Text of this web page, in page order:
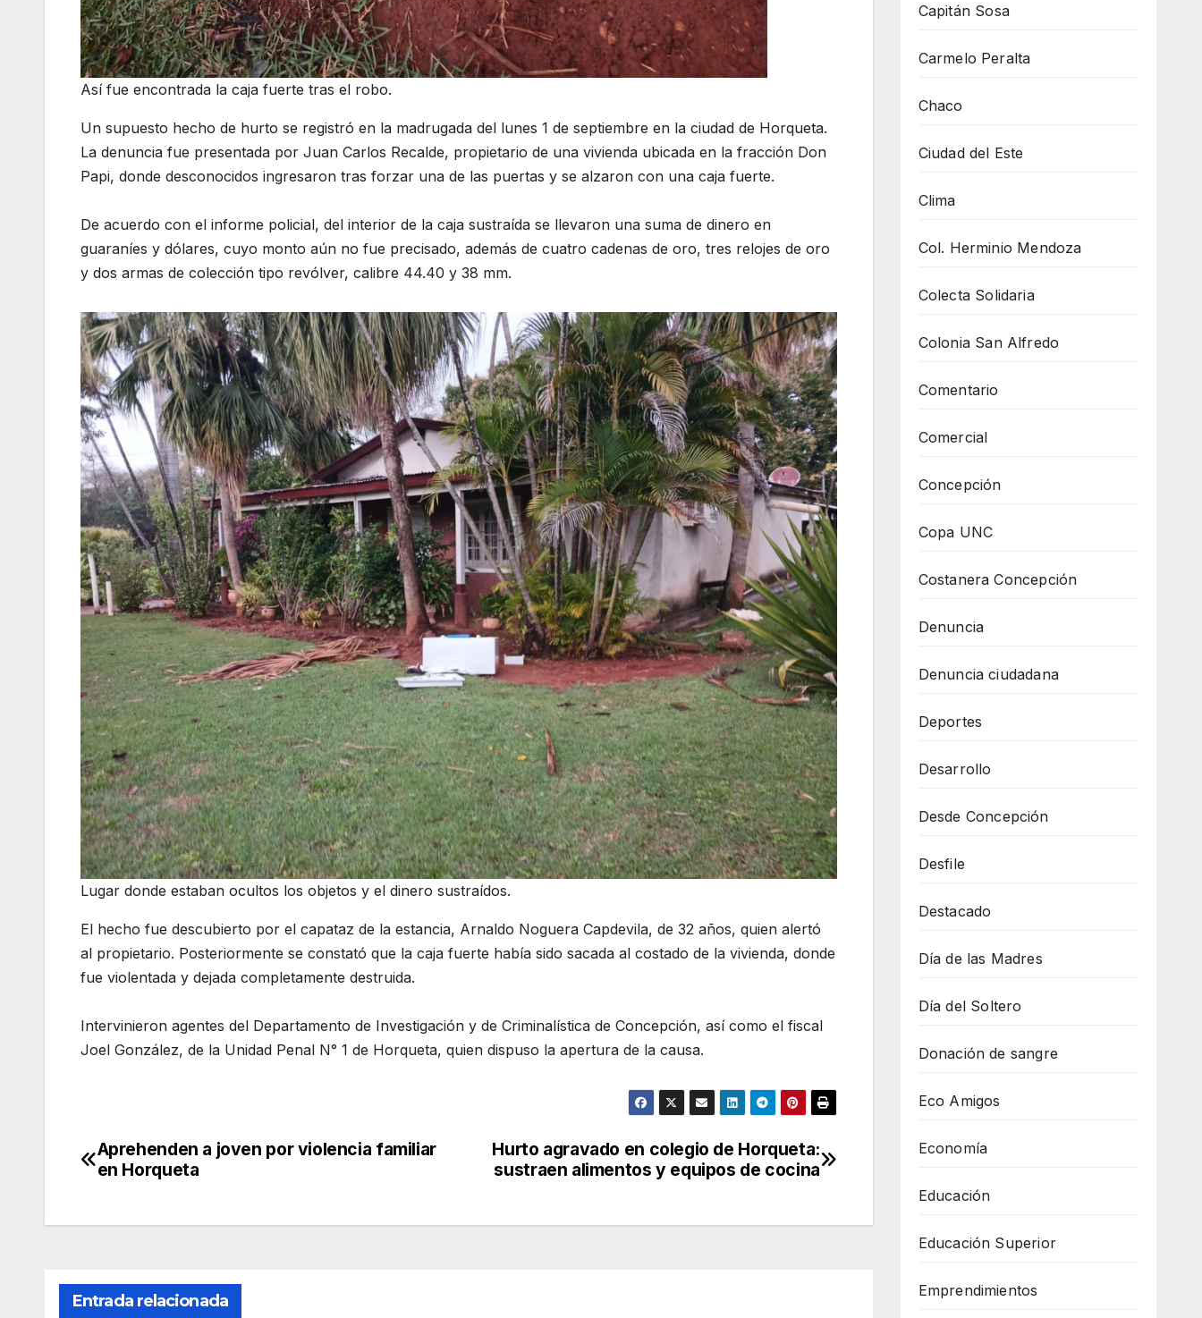
Así fue encontrada la caja fuerte tras el robo.
Un supuesto hecho de hurto se registró en la madrugada del lunes 1 de septiembre en la ciudad de Horqueta.
La denuncia fue presentada por Juan Carlos Recalde, propietario de una vivienda ubicada en la fracción Don
Papi, donde desconocidos ingresaron tras forzar una de las puertas y se alzaron con una caja fuerte.
De acuerdo con el informe policial, del interior de la caja sustraída se llevaron una suma de dinero en
guaraníes y dólares, cuyo monto aún no fue precisado, además de cuatro cadenas de oro, tres relojes de oro
y dos armas de colección tipo revólver, calibre 44.40 y 38 mm.
Lugar donde estaban ocultos los objetos y el dinero sustraídos.
El hecho fue descubierto por el capataz de la estancia, Arnaldo Noguera Capdevila, de 32 años, quien alertó
al propietario. Posteriormente se constató que la caja fuerte había sido sacada al costado de la vivienda, donde
fue violentada y dejada completamente destruida.
Intervinieron agentes del Departamento de Investigación y de Criminalística de Concepción, así como el fiscal
Joel González, de la Unidad Penal N° 1 de Horqueta, quien dispuso la apertura de la causa.
Navegación
entradas
Hurto agravado en colegio de Horqueta:
sustraen alimentos y equipos de cocina
Aprehenden a joven por violencia familiar
en Horqueta
Entrada relacionada
Capitán Sosa
Carmelo Peralta
Chaco
Ciudad del Este
Clima
Col. Herminio Mendoza
Colecta Solidaria
Colonia San Alfredo
Comentario
Comercial
Concepción
Copa UNC
Costanera Concepción
Denuncia
Denuncia ciudadana
Deportes
Desarrollo
Desde Concepción
Desfile
Destacado
Día de las Madres
Día del Soltero
Donación de sangre
Eco Amigos
Economía
Educación
Educación Superior
Emprendimientos